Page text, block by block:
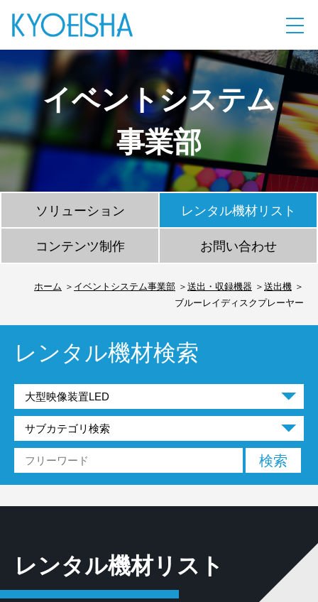
イベントシステム
事業部
ソリューション レンタル機材リスト
コンテンツ制作 お問い合わせ
ホーム イベントシステム事業部 送出・収録機器
送出機
ブルーレイディスクプレーヤー
レンタル機材検索
レンタル機材リスト